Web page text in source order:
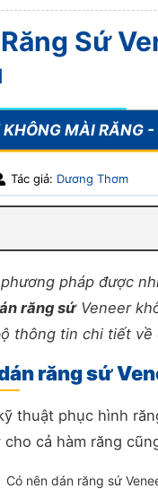
Sứ
Tác giả: Dương Thơm
pháp được
răng sứVeneer
thông tin chi tiết
răng sứ
thuật phục hình
cả hàm răng
Có nên dán răng sứ